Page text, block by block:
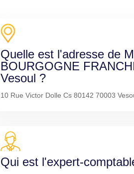
Quelle est l'adresse de
BOURGOGNE
Vesoul ?
10 Rue Victor Dolle Cs 80142 70003
Qui est l'expert-